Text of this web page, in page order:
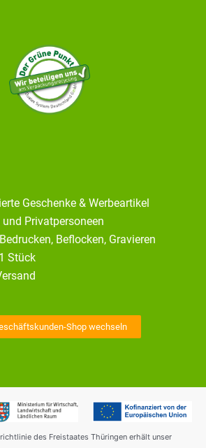
Geschenke & Werbeartikel
und Privatpersoneen
Beflocken, Gravieren
Stück
Shop wechseln
des Freistaates Thüringen erhält unser